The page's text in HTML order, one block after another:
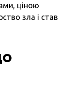
ціною
зла і став